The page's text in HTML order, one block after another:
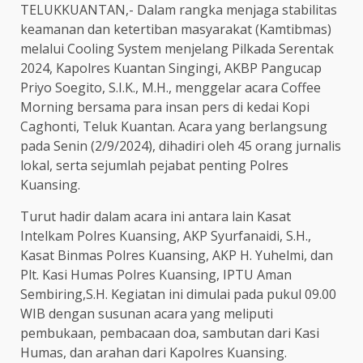
TELUKKUANTAN,- Dalam rangka menjaga stabilitas
keamanan dan ketertiban masyarakat (Kamtibmas)
melalui Cooling System menjelang Pilkada Serentak
2024, Kapolres Kuantan Singingi, AKBP Pangucap
Priyo Soegito, S.I.K., M.H., menggelar acara Coffee
Morning bersama para insan pers di kedai Kopi
Caghonti, Teluk Kuantan. Acara yang berlangsung
pada Senin (2/9/2024), dihadiri oleh 45 orang jurnalis
lokal, serta sejumlah pejabat penting Polres
Kuansing.
Turut hadir dalam acara ini antara lain Kasat
Intelkam Polres Kuansing, AKP Syurfanaidi, S.H.,
Kasat Binmas Polres Kuansing, AKP H. Yuhelmi, dan
Plt. Kasi Humas Polres Kuansing, IPTU Aman
Sembiring,S.H. Kegiatan ini dimulai pada pukul 09.00
WIB dengan susunan acara yang meliputi
pembukaan, pembacaan doa, sambutan dari Kasi
Humas, dan arahan dari Kapolres Kuansing.